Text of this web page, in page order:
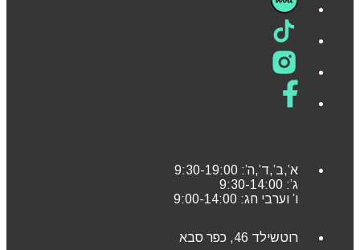
א’,ב’,ד’,ה’: 9:30-19:00
ג’: 9:30-14:00
ו’ וערבי חג: 9:00-14:00
רוטשילד 46, כפר סבא